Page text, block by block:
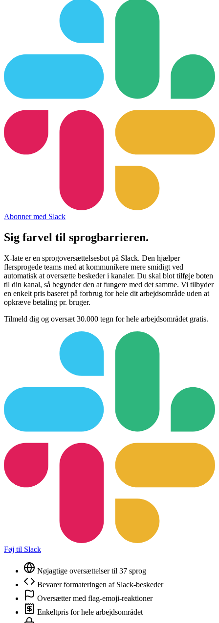
Abonner med Slack
Sig farvel til sprogbarrieren.
X-late er en sprogoversættelsesbot på Slack. Den hjælper
flersprogede teams med at kommunikere mere smidigt ved
automatisk at oversætte beskeder i kanaler. Du skal blot tilføje boten
til din kanal, så begynder den at fungere med det samme. Vi tilbyder
en enkelt pris baseret på forbrug for hele dit arbejdsområde uden at
opkræve betaling pr. bruger.
Tilmeld dig og oversæt 30.000 tegn for hele arbejdsområdet gratis.
Føj til Slack
Nøjagtige oversættelser til 37 sprog
Bevarer formateringen af Slack-beskeder
Oversætter med flag-emoji-reaktioner
Enkeltpris for hele arbejdsområdet